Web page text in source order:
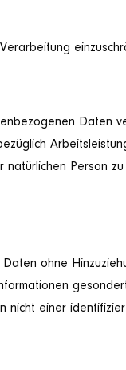
Daten
Person
ohne
nicht einer